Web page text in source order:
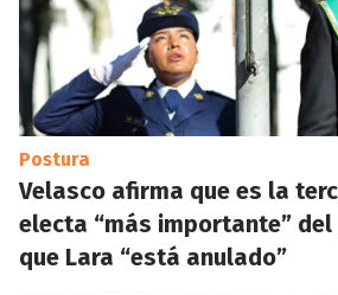
Postura
Velasco afirma que es la
electa “más importante”
que Lara “está anulado”